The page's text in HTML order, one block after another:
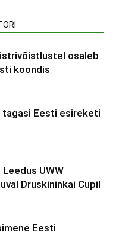
osaleb
koondis
tagasi Eesti esireketi
UWW
Druskininkai Cupil
Eesti